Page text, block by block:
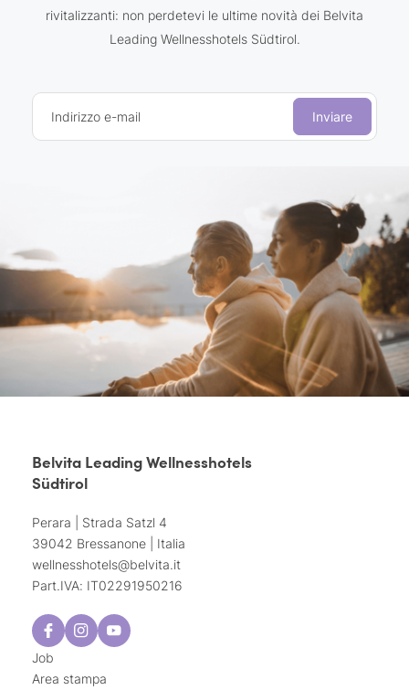
rivitalizzanti: non perdetevi le ultime novità dei Belvita
Leading Wellnesshotels Südtirol.
Indirizzo e-mail Inviare
Belvita Leading Wellnesshotels
Südtirol
Perara | Strada Satzl 4
39042 Bressanone | Italia
wellnesshotels@belvita.it
Part.IVA: IT02291950216
Job
Area stampa